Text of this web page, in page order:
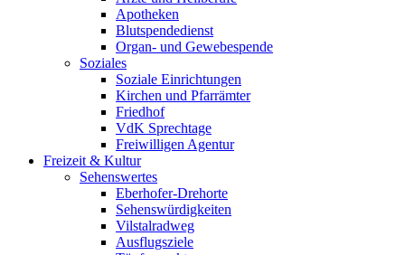
Apotheken
Blutspendedienst
Organ- und Gewebespende
Soziales
Soziale Einrichtungen
Kirchen und Pfarrämter
Friedhof
VdK Sprechtage
Freiwilligen Agentur
Freizeit & Kultur
Sehenswertes
Eberhofer-Drehorte
Sehenswürdigkeiten
Vilstalradweg
Ausflugsziele